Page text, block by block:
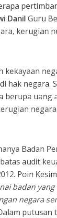
DanilGuru
kerugian
kekayaan
hak negara.
berupa uang
Badan
audit
Poin
badan
negara
putusan